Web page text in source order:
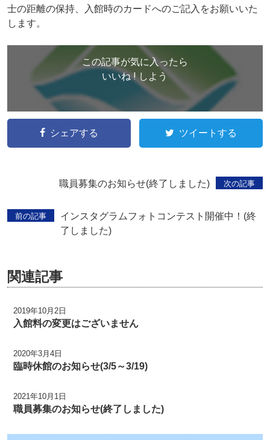
士の距離の保持、入館時のカードへのご記入をお願いいた
します。
この記事が気に入ったら
いいね ! しよう
シェアする ツイートする
次の記事
職員募集のお知らせ(終了しました)
前の記事
インスタグラムフォトコンテスト開催中！(終
了しました)
関連記事
2019年10月2日
入館料の変更はございません
2020年3月4日
臨時休館のお知らせ(3/5～3/19)
2021年10月1日
職員募集のお知らせ(終了しました)